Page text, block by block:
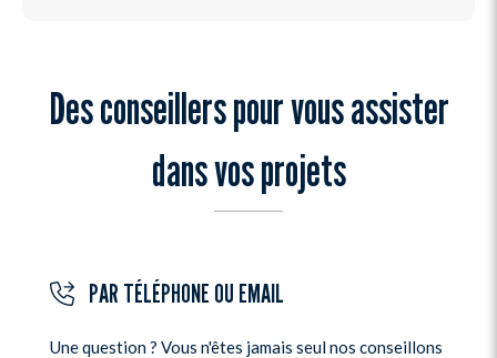
Des conseillers pour vous assister
dans vos projets
PAR TÉLÉPHONE OU EMAIL
Une question ? Vous n'êtes jamais seul nos conseillons